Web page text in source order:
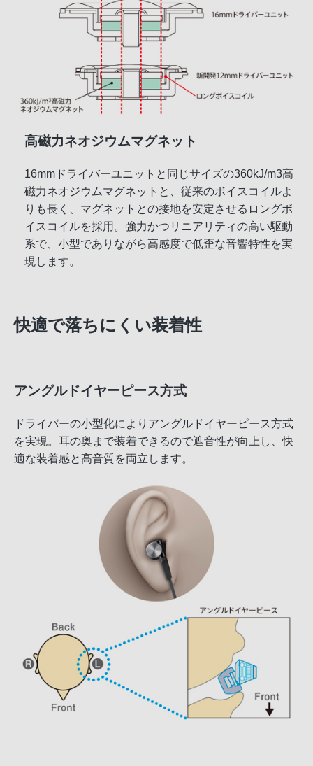
高磁力ネオジウムマグネット
16mmドライバーユニットと同じサイズの360kJ/m3高
磁力ネオジウムマグネットと、従来のボイスコイルよ
りも長く、マグネットとの接地を安定させるロングボ
イスコイルを採用。強力かつリニアリティの高い駆動
系で、小型でありながら高感度で低歪な音響特性を実
現します。
快適で落ちにくい装着性
アングルドイヤーピース方式
ドライバーの小型化によりアングルドイヤーピース方式
を実現。耳の奥まで装着できるので遮音性が向上し、快
適な装着感と高音質を両立します。